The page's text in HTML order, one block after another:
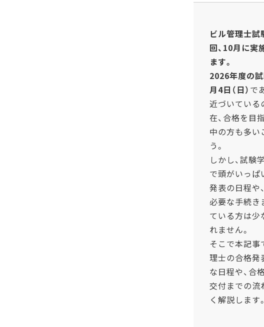
ビル管理士試
回、10月に実
ます。
2026年度の
月4日（日） で
近づいている
在、合格を目
中の方も多い
う。
しかし、試験
で頭がいっぱ
発表の日程や
必要な手続き
ている方は少
れません。
そこで本記事
理士の合格発
な日程や、合
交付までの流
く解説します。